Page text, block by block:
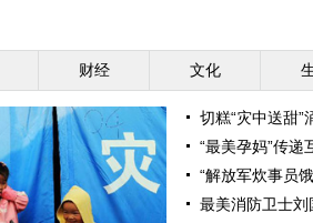
财经 文化
切糕“灾中送甜”
“最美孕妈”传递
“解放军炊事员
最美消防卫士